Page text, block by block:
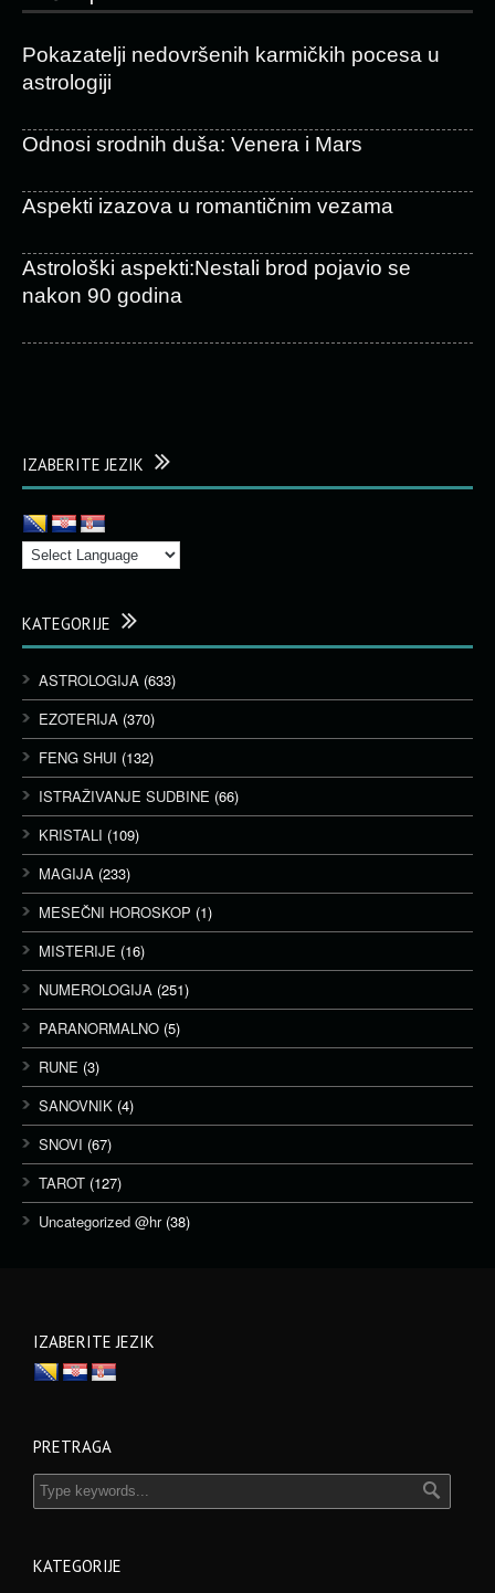
Pokazatelji nedovršenih karmičkih pocesa u
astrologiji
Odnosi srodnih duša: Venera i Mars
Aspekti izazova u romantičnim vezama
Astrološki aspekti:Nestali brod pojavio se
nakon 90 godina
IZABERITE JEZIK
KATEGORIJE
ASTROLOGIJA (633)
EZOTERIJA (370)
FENG SHUI (132)
ISTRAŽIVANJE SUDBINE (66)
KRISTALI (109)
MAGIJA (233)
MESEČNI HOROSKOP (1)
MISTERIJE (16)
NUMEROLOGIJA (251)
PARANORMALNO (5)
RUNE (3)
SANOVNIK (4)
SNOVI (67)
TAROT (127)
Uncategorized @hr(38)
IZABERITE JEZIK
PRETRAGA
KATEGORIJE